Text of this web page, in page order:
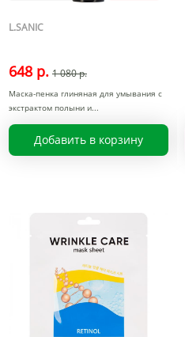
L.SANIC
648 р. 1 080 р.
Маска-пенка глиняная для умывания с
экстрактом полыни и
Добавить в корзину